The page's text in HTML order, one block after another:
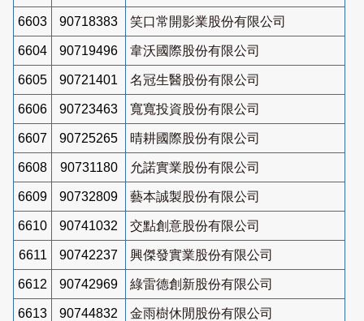
6603 90718383 笑口常開影業股份有限公司
6604 90719496 韋沃國際股份有限公司
6605 90721401 名冠生醫股份有限公司
6606 90723463 寬寬投資股份有限公司
6607 90725265 晴耕國際股份有限公司
6608 90731180 允諾實業股份有限公司
6609 90732809 藝本誠製股份有限公司
6610 90741032 交點創意股份有限公司
6611 90742237 興傑發實業股份有限公司
6612 90742969 綠雷德創新股份有限公司
6613 90744832 金雨樹休閒股份有限公司